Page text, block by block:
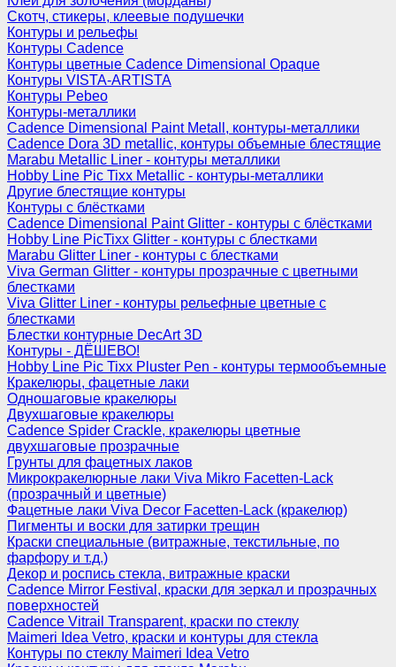
Скотч, стикеры, клеевые подушечки
Контуры и рельефы
Контуры Cadence
Контуры цветные Cadence Dimensional Opaque
Контуры VISTA-ARTISTA
Контуры Pebeo
Контуры-металлики
Cadence Dimensional Paint Metall, контуры-металлики
Cadence Dora 3D metallic, контуры объемные блестящие
Marabu Metallic Liner - контуры металлики
Hobby Line Pic Tixx Metallic - контуры-металлики
Другие блестящие контуры
Контуры с блёстками
Cadence Dimensional Paint Glitter - контуры с блёстками
Hobby Line PicTixx Glitter - контуры с блестками
Marabu Glitter Liner - контуры с блестками
Viva German Glitter - контуры прозрачные с цветными
блестками
Viva Glitter Liner - контуры рельефные цветные с
блестками
Блестки контурные DecArt 3D
Контуры - ДЁШЕВО!
Hobby Line Pic Tixx Pluster Pen - контуры термообъемные
Кракелюры, фацетные лаки
Одношаговые кракелюры
Двухшаговые кракелюры
Cadence Spider Crackle, кракелюры цветные
двухшаговые прозрачные
Грунты для фацетных лаков
Микрокракелюрные лаки Viva Mikro Facetten-Lack
(прозрачный и цветные)
Фацетные лаки Viva Decor Facetten-Lack (кракелюр)
Пигменты и воски для затирки трещин
Краски специальные (витражные, текстильные, по
фарфору и т.д.)
Декор и роспись стекла, витражные краски
Cadence Mirror Festival, краски для зеркал и прозрачных
поверхностей
Cadence Vitrail Transparent, краски по стеклу
Maimeri Idea Vetro, краски и контуры для стекла
Контуры по стеклу Maimeri Idea Vetro